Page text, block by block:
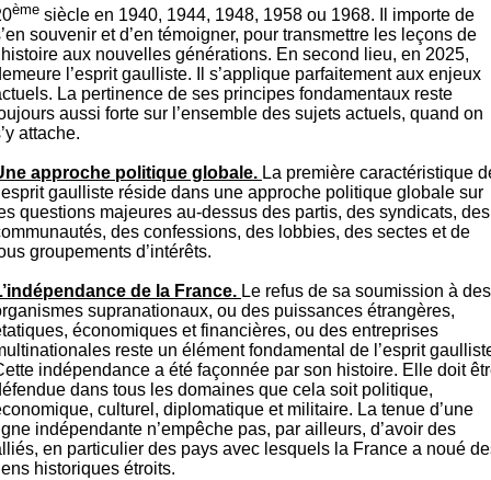
ème siècle en 1940, 1944, 1948, 1958 ou 1968. Il importe de
souvenir et d’en témoigner, pour transmettre les leçons de
aux nouvelles générations. En second lieu, en 2025,
l’esprit gaulliste. Il s’applique parfaitement aux enjeux
La pertinence de ses principes fondamentaux reste
aussi forte sur l’ensemble des sujets actuels, quand on
attache.
approche politique globale. La première caractéristique
gaulliste réside dans une approche politique globale sur
questions majeures au-dessus des partis, des syndicats, des
des confessions, des lobbies, des sectes et de
groupements d’intérêts.
de la France. Le refus de sa soumission à des
supranationaux, ou des puissances étrangères,
économiques et financières, ou des entreprises
reste un élément fondamental de l’esprit
indépendance a été façonnée par son histoire. Elle doit
dans tous les domaines que cela soit politique,
culturel, diplomatique et militaire. La tenue d’une
indépendante n’empêche pas, par ailleurs, d’avoir des
en particulier des pays avec lesquels la France a noué
historiques étroits.